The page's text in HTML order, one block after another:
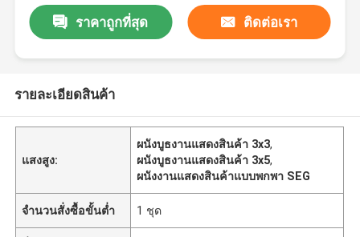
ราคาถูกที่สุด ติดต่อเรา
รายละเอียดสินค้า
แสงสูง:
ผนังบูธงานแสดงสินค้า 3x3,
ผนังบูธงานแสดงสินค้า 3x5,
ผนังงานแสดงสินค้าแบบพกพา SEG
จำนวนสั่งซื้อขั้นต่ำ 1 ชุด